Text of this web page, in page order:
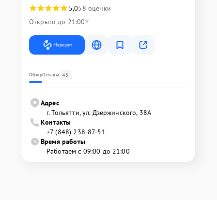
5,058 оценки
Открыто до 21:00
Маршрут
ОбзорОтзывы 45
Адрес
г. Тольятти, ул. Дзержинского, 38А
Контакты
+7 (848) 238-87-51
Время работы
Работаем с 09:00 до 21:00